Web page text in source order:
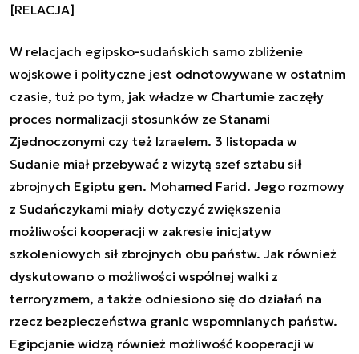
[RELACJA]
W relacjach egipsko-sudańskich samo zbliżenie
wojskowe i polityczne jest odnotowywane w ostatnim
czasie, tuż po tym, jak władze w Chartumie zaczęły
proces normalizacji stosunków ze Stanami
Zjednoczonymi czy też Izraelem. 3 listopada w
Sudanie miał przebywać z wizytą szef sztabu sił
zbrojnych Egiptu gen. Mohamed Farid. Jego rozmowy
z Sudańczykami miały dotyczyć zwiększenia
możliwości kooperacji w zakresie inicjatyw
szkoleniowych sił zbrojnych obu państw. Jak również
dyskutowano o możliwości wspólnej walki z
terroryzmem, a także odniesiono się do działań na
rzecz bezpieczeństwa granic wspomnianych państw.
Egipcjanie widzą również możliwość kooperacji w